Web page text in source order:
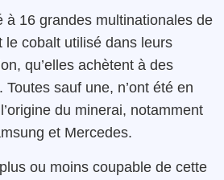
à 16 grandes multinationales de
le cobalt utilisé dans leurs
qu’elles achètent à des
sauf une, n’ont été en
du minerai, notamment
et Mercedes.
ou moins coupable de cette